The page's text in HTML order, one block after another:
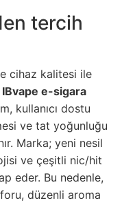
tercih
cihaz kalitesi ile
IBvape e-sigara
kullanıcı dostu
ve tat yoğunluğu
Marka; yeni nesil
ve çeşitli nic/hit
eder. Bu nedenle,
düzenli aroma